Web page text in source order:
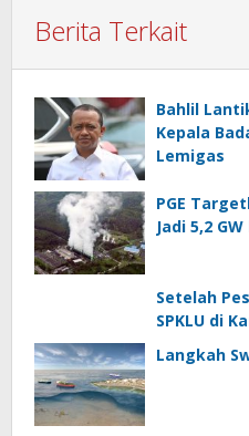
Berita Terkait
Bahlil
Kepala
Lemigas
PGE
Jadi 5,2
Setelah
SPKLU di
Langkah